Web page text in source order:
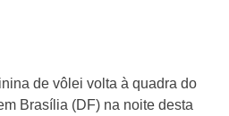
de vôlei volta à quadra do
Brasília (DF) na noite desta